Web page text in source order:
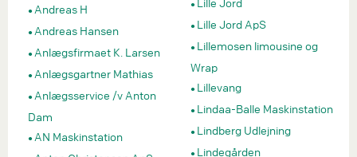
Andreas H
Andreas Hansen
Anlægsfirmaet K. Larsen
Anlægsgartner Mathias
Anlægsservice /v Anton
Dam
AN Maskinstation
Lille Jord ApS
Lillemosen limousine og
Wrap
Lillevang
Lindaa-Balle Maskinstation
Lindberg Udlejning
Lindegården